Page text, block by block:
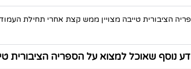
הציבורית טייבה מצויין ממש קצת אחרי תחילת
נוסף שאוכל למצוא על הספריה הציבורית